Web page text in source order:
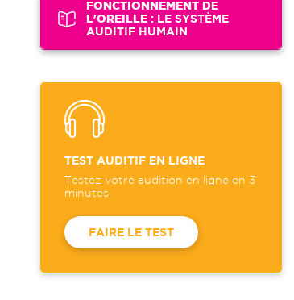
FONCTIONNEMENT DE
L'OREILLE : LE SYSTÈME
AUDITIF HUMAIN
TEST AUDITIF EN LIGNE
Testez votre audition en ligne en 3
minutes
FAIRE LE TEST